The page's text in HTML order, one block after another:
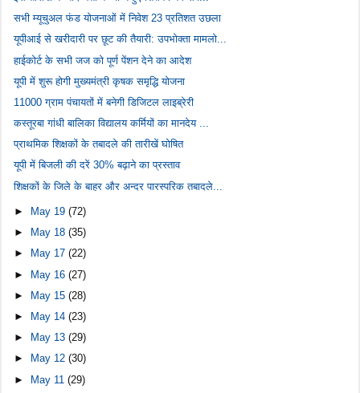
सभी म्यूचुअल फंड योजनाओं में निवेश 23 प्रतिशत उछला
यूपीआई से खरीदारी पर छूट की तैयारी: उपभोक्ता मामलो...
हाईकोर्ट के सभी जज को पूर्ण पेंशन देने का आदेश
यूपी में शुरू होगी मुख्यमंत्री कृषक समृद्धि योजना
11000 ग्राम पंचायतों में बनेगी डिजिटल लाइब्रेरी
कस्तूरबा गांधी बालिका विद्यालय कर्मियों का मानदेय ...
प्राथमिक शिक्षकों के तबादले की तारीखें घोषित
यूपी में बिजली की दरें 30% बढ़ाने का प्रस्ताव
शिक्षकों के जिले के बाहर और अन्दर पारस्परिक तबादले...
► May 19(72)
►
May 18(35)
►
May 17(22)
► May 16(27)
►
May 15(28)
►
May 14(23)
►
May 13(29)
►
May 12(30)
► May 11(29)